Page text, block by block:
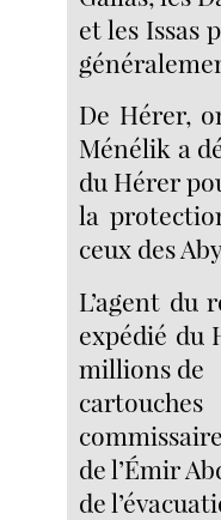
et les Issas
De Hérer,
Ménélik a
du Hérer
la
ceux des
L’agent du
expédié du
millions de
de l’Émir
de